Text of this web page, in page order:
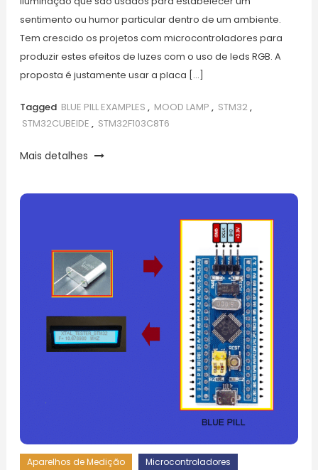
sentimento ou humor particular dentro de um ambiente.
Tem crescido os projetos com microcontroladores para
produzir estes efeitos de luzes com o uso de leds RGB. A
proposta é justamente usar a placa […]
Tagged BLUE PILL EXAMPLES , MOOD LAMP , STM32,
STM32CUBEIDE , STM32F103C8T6
Mais detalhes
Aparelhos de Medição
Microcontroladores